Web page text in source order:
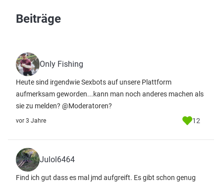
Beiträge
Only Fishing
Heute sind irgendwie Sexbots auf unsere Plattform
aufmerksam geworden...kann man noch anderes machen als
sie zu melden? @Moderatoren?
vor 3 Jahre 12
Julol6464
Find ich gut dass es mal jmd aufgreift. Es gibt schon genug